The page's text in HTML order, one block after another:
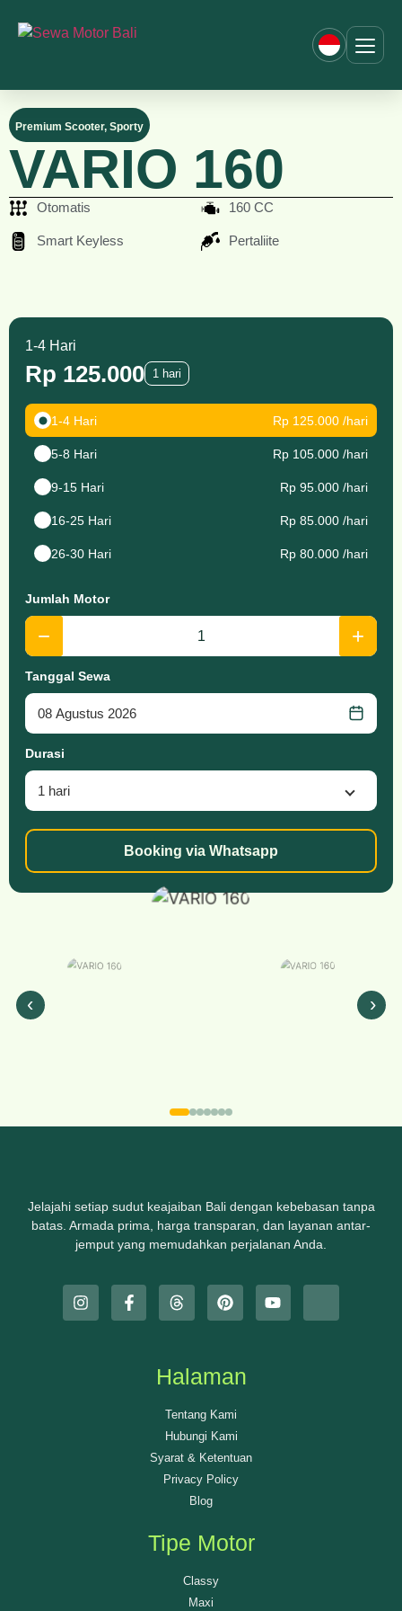
Premium Scooter, Sporty
VARIO 160
Otomatis
Smart Keyless
160 CC
Pertaliite
1-4 Hari
Rp 125.000 1 hari
1-4 Hari Rp 125.000 /hari
5-8 Hari Rp 105.000 /hari
9-15 Hari Rp 95.000 /hari
16-25 Hari Rp 85.000 /hari
26-30 Hari Rp 80.000 /hari
Jumlah Motor
− +
Tanggal Sewa
Durasi
Booking via Whatsapp
Jelajahi setiap sudut keajaiban Bali dengan kebebasan tanpa
batas. Armada prima, harga transparan, dan layanan antar-
jemput yang memudahkan perjalanan Anda.
Halaman
Tentang Kami
Hubungi Kami
Syarat & Ketentuan
Privacy Policy
Blog
Tipe Motor
Classy
Maxi